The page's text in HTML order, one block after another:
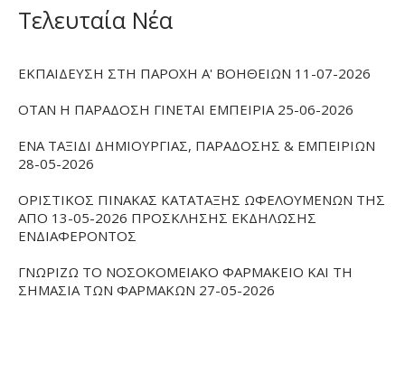
Τελευταία Νέα
ΕΚΠΑΙΔΕΥΣΗ ΣΤΗ ΠΑΡΟΧΗ Α' ΒΟΗΘΕΙΩΝ 11-07-2026
ΟΤΑΝ Η ΠΑΡΑΔΟΣΗ ΓΙΝΕΤΑΙ ΕΜΠΕΙΡΙΑ 25-06-2026
ΕΝΑ ΤΑΞΙΔΙ ΔΗΜΙΟΥΡΓΙΑΣ, ΠΑΡΑΔΟΣΗΣ & ΕΜΠΕΙΡΙΩΝ
28-05-2026
ΟΡΙΣΤΙΚΟΣ ΠΙΝΑΚΑΣ ΚΑΤΑΤΑΞΗΣ ΩΦΕΛΟΥΜΕΝΩΝ ΤΗΣ
ΑΠΟ 13-05-2026 ΠΡΟΣΚΛΗΣΗΣ ΕΚΔΗΛΩΣΗΣ
ΕΝΔΙΑΦΕΡΟΝΤΟΣ
ΓΝΩΡΙΖΩ ΤΟ ΝΟΣΟΚΟΜΕΙΑΚΟ ΦΑΡΜΑΚΕΙΟ ΚΑΙ ΤΗ
ΣΗΜΑΣΙΑ ΤΩΝ ΦΑΡΜΑΚΩΝ 27-05-2026